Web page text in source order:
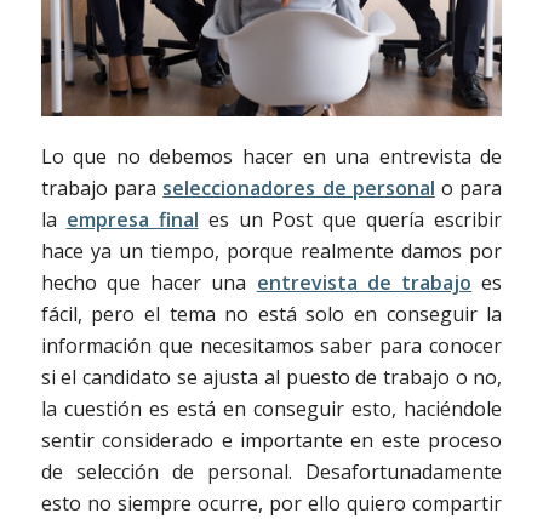
Lo que no debemos hacer en una entrevista de
trabajo para seleccionadores de personal o para
la empresa final es un Post que quería escribir
hace ya un tiempo, porque realmente damos por
hecho que hacer una entrevista de trabajo es
fácil, pero el tema no está solo en conseguir la
información que necesitamos saber para conocer
si el candidato se ajusta al puesto de trabajo o no,
la cuestión es está en conseguir esto, haciéndole
sentir considerado e importante en este proceso
de selección de personal. Desafortunadamente
esto no siempre ocurre, por ello quiero compartir